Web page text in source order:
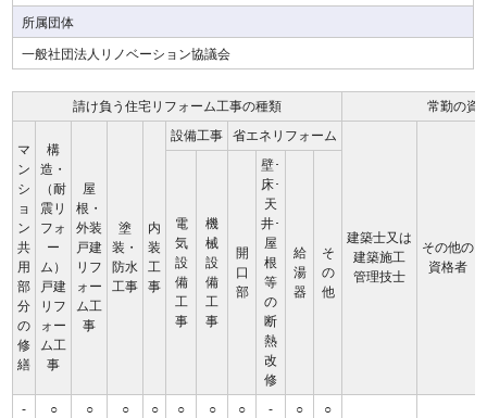
所属団体
一般社団法人リノベーション協議会
請け負う住宅リフォーム工事の種類 常勤の資
マ
ン
シ
ョ
ン
共
用
部
分
の
修
繕
構
造・
（耐
震リ
フォ
ー
ム）
戸建
リフ
ォー
ム工
事
屋
根・
外装
戸建
リフ
ォー
ム工
事
塗
装・
防水
工事
内
装
工
事
設備工事 省エネリフォーム
建築士又は
建築施工
管理技士
その他の
資格者
電
気
設
備
工
事
機
械
設
備
工
事
開
口
部
壁･
床･
天
井･
屋
根
等
の
断
熱
改
修
給
湯
器
そ
の
他
- ○ ○ ○ ○ ○ ○ ○ - ○ ○